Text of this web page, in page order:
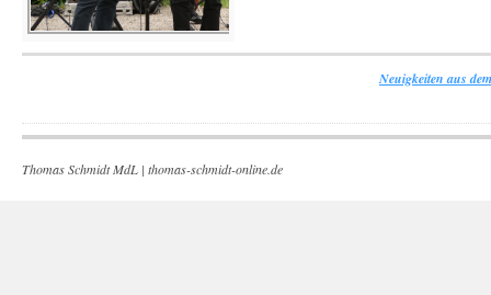
Neuigkeiten aus
Thomas Schmidt MdL | thomas-schmidt-online.de